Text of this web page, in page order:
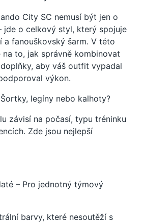
City SC nemusí být jen o
jde o celkový styl, který spojuje
a fanouškovský šarm. V této
to, jak správně kombinovat
aby váš outfit vypadal
výkon.
legíny nebo kalhoty?
závisí na počasí, typu tréninku
Zde jsou nejlepší
– Pro jednotný týmový
barvy, které nesoutěží s